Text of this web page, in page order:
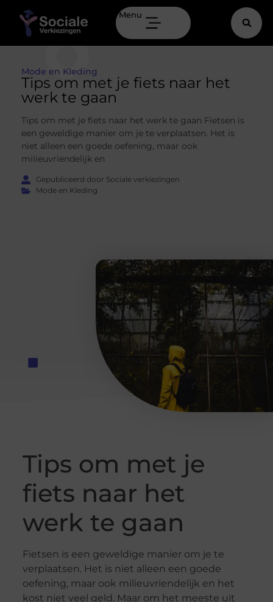
Menu
Mode en Kleding
Tips om met je fiets naar het
werk te gaan
Tips om met je fiets naar het werk te gaan Fietsen is
een geweldige manier om je te verplaatsen. Het is
niet alleen een goede oefening, maar ook
milieuvriendelijk en
Gepubliceerd door Sociale verkiezingen
Mode en Kleding
Tips om met je
fiets naar het
werk te gaan
Fietsen is een geweldige manier om je te
verplaatsen. Het is niet alleen een goede
oefening, maar ook milieuvriendelijk en het
kost niet veel geld. Maar om het meeste uit